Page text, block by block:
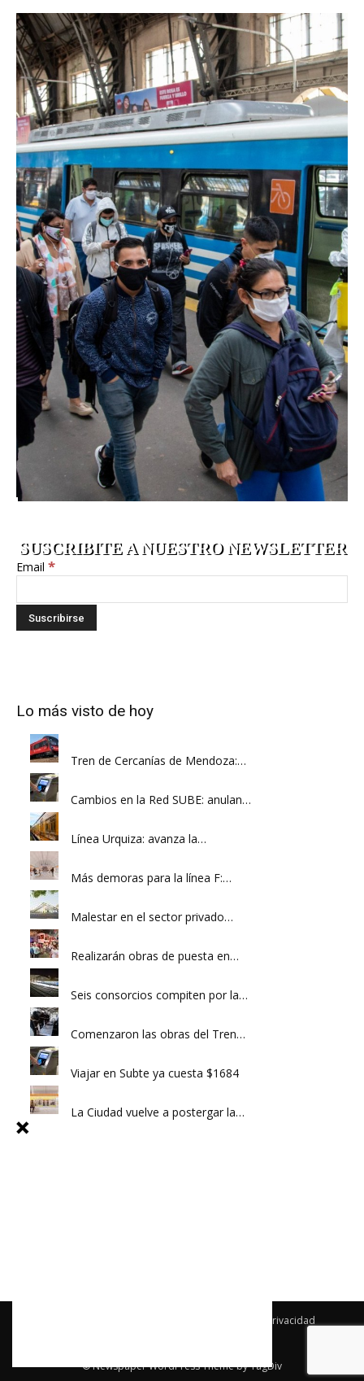
SUSCRIBITE A NUESTRO NEWSLETTER
Email *
Lo más visto de hoy
Tren de Cercanías de Mendoza:…
Cambios en la Red SUBE: anulan…
Línea Urquiza: avanza la…
Más demoras para la línea F:…
Malestar en el sector privado…
Realizarán obras de puesta en…
Seis consorcios compiten por la…
Comenzaron las obras del Tren…
Viajar en Subte ya cuesta $1684
La Ciudad vuelve a postergar la…
Política de privacidad
© Newspaper WordPress Theme by TagDiv